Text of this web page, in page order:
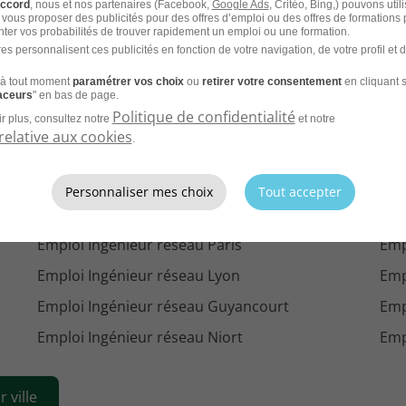
Emploi Ingénieur systèmes embarqués Vitrolles
Emploi Développeur C++ Vitrolles
Emploi Chef de projet logiciel Vitrolles
pour le métier
d'autres villes
Emploi Ingénieur réseau Paris
Emploi Ingénieur réseau Lyon
Emploi Ingénieur réseau Guyancourt
Emploi Ingénieur réseau Niort
ville
, nous et nos partenaires (Facebook, Google Ads, Critéo, Bing,) pouvons
proposer des publicités pour des offres d’emploi ou des offres de formations
vos probabilités de trouver rapidement un emploi ou une formation.
personnalisent ces publicités en fonction de votre navigation, de votre profil et
tout momentparamétrer vos choixou retirer votre consentementen cliquant
" en bas de page.
plus, consultez notre Politique de confidentialité et notre
aux cookies.
Personnaliser mes choix Tout accepter